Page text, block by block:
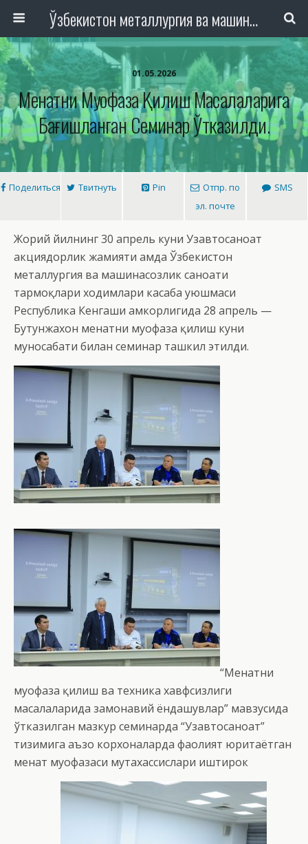
Ўзбекистон металлургия ва машинасозлик саноати тармоқлари ходимлари касаба уюшмаси Республика Кенгаши
01.05.2026
Меҳнатни Муҳофаза Қилиш Масалаларига
Бағишланган Семинар Ўтказилди.
Поделиться Твитнуть Pin
Отпр. по
эл. почте
SMS
Жорий йилнинг 30 апрель куни Узавтосаноат
акциядорлик жамияти ҳамда Ўзбекистон
металлургия ва машинасозлик саноати
тармоқлари ходимлари касаба уюшмаси
Республика Кенгаши ҳамкорлигида 28 апрель —
Бутунжахон меҳнатни муҳофаза қилиш куни
муносабати билан семинар ташкил этилди.
“Меҳнатни
муҳофаза қилиш ва техника хавфсизлиги
масалаларида замонавий ёндашувлар” мавзусида
ўтказилган мазкур семинарда “Узавтосаноат”
тизимига аъзо корхоналарда фаолият юритаётган
меҳнат муҳофазаси мутахассислари иштирок